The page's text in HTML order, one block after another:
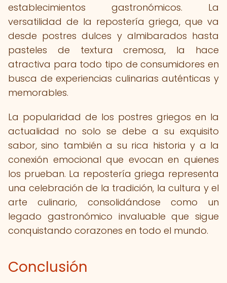
establecimientos gastronómicos. La
versatilidad de la repostería griega, que va
desde postres dulces y almibarados hasta
pasteles de textura cremosa, la hace
atractiva para todo tipo de consumidores en
busca de experiencias culinarias auténticas y
memorables.
La popularidad de los postres griegos en la
actualidad no solo se debe a su exquisito
sabor, sino también a su rica historia y a la
conexión emocional que evocan en quienes
los prueban. La repostería griega representa
una celebración de la tradición, la cultura y el
arte culinario, consolidándose como un
legado gastronómico invaluable que sigue
conquistando corazones en todo el mundo.
Conclusión